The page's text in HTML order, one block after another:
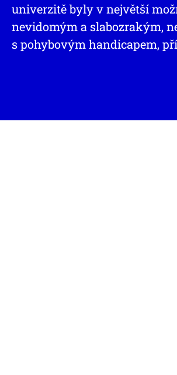
univerzitě byly v největší
nevidomým a slabozrakým,
s pohybovým handicapem,